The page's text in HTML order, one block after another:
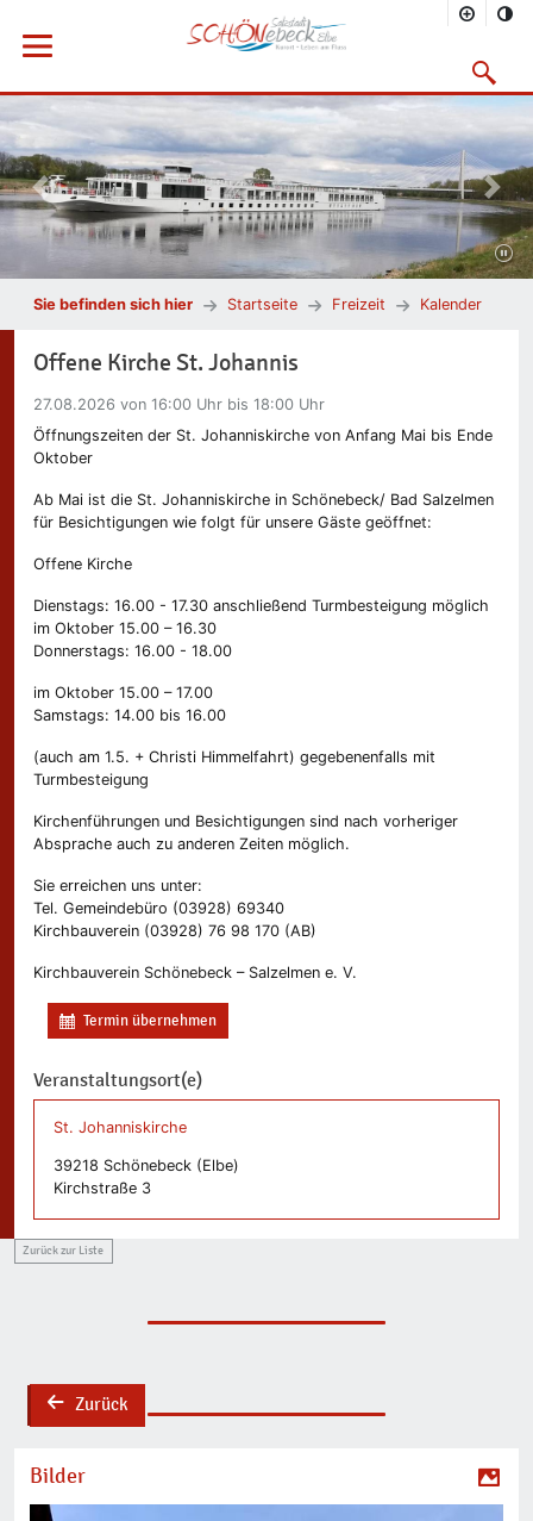
Menü öffnen
Vorheriges Bild
Sie befinden sich hier Startseite Freizeit Kalender
Offene Kirche St. Johannis
27.08.2026 von 16:00 Uhr bis 18:00 Uhr
Öffnungszeiten der St. Johanniskirche von Anfang Mai bis Ende
Oktober
Ab Mai ist die St. Johanniskirche in Schönebeck/ Bad Salzelmen
für Besichtigungen wie folgt für unsere Gäste geöffnet:
Offene Kirche
Dienstags: 16.00 - 17.30 anschließend Turmbesteigung möglich
im Oktober 15.00 – 16.30
Donnerstags: 16.00 - 18.00
im Oktober 15.00 – 17.00
Samstags: 14.00 bis 16.00
(auch am 1.5. + Christi Himmelfahrt) gegebenenfalls mit
Turmbesteigung
Kirchenführungen und Besichtigungen sind nach vorheriger
Absprache auch zu anderen Zeiten möglich.
Sie erreichen uns unter:
Tel. Gemeindebüro (03928) 69340
Kirchbauverein (03928) 76 98 170 (AB)
Kirchbauverein Schönebeck – Salzelmen e. V.
Termin übernehmen
Veranstaltungsort(e)
St. Johanniskirche
39218 Schönebeck (Elbe)
Kirchstraße 3
Zurück zur Liste
backZurück
Bilder